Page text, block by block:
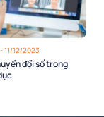
11/12/2023
đổi số trong